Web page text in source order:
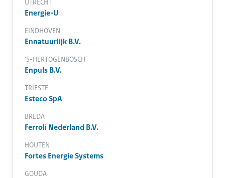
UTRECHT
Energie-U
EINDHOVEN
Ennatuurlijk B.V.
'S-HERTOGENBOSCH
Enpuls B.V.
TRIESTE
Esteco SpA
BREDA
Ferroli Nederland B.V.
HOUTEN
Fortes Energie Systems
GOUDA